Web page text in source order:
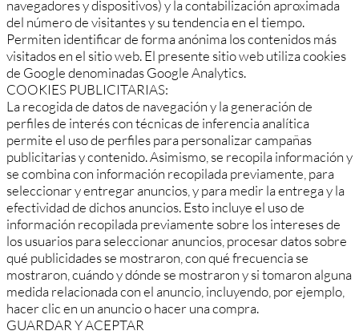
navegadores y dispositivos) y la contabilización aproximada
del número de visitantes y su tendencia en el tiempo.
Permiten identificar de forma anónima los contenidos más
visitados en el sitio web. El presente sitio web utiliza cookies
de Google denominadas Google Analytics.
COOKIES PUBLICITARIAS:
La recogida de datos de navegación y la generación de
perfiles de interés con técnicas de inferencia analítica
permite el uso de perfiles para personalizar campañas
publicitarias y contenido. Asimismo, se recopila información y
se combina con información recopilada previamente, para
seleccionar y entregar anuncios, y para medir la entrega y la
efectividad de dichos anuncios. Esto incluye el uso de
información recopilada previamente sobre los intereses de
los usuarios para seleccionar anuncios, procesar datos sobre
qué publicidades se mostraron, con qué frecuencia se
mostraron, cuándo y dónde se mostraron y si tomaron alguna
medida relacionada con el anuncio, incluyendo, por ejemplo,
hacer clic en un anuncio o hacer una compra.
GUARDAR Y ACEPTAR